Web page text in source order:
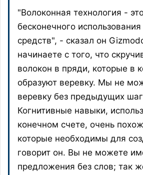
"Волоконная технология -
бесконечного
средств", - сказал он
начинаете с того, что
волокон в пряди, которые в
образуют веревку. Мы не
веревку без предыдущих
Когнитивные навыки,
конечном счете, очень
которые необходимы для
говорит он. Вы не можете
предложения без слов; так